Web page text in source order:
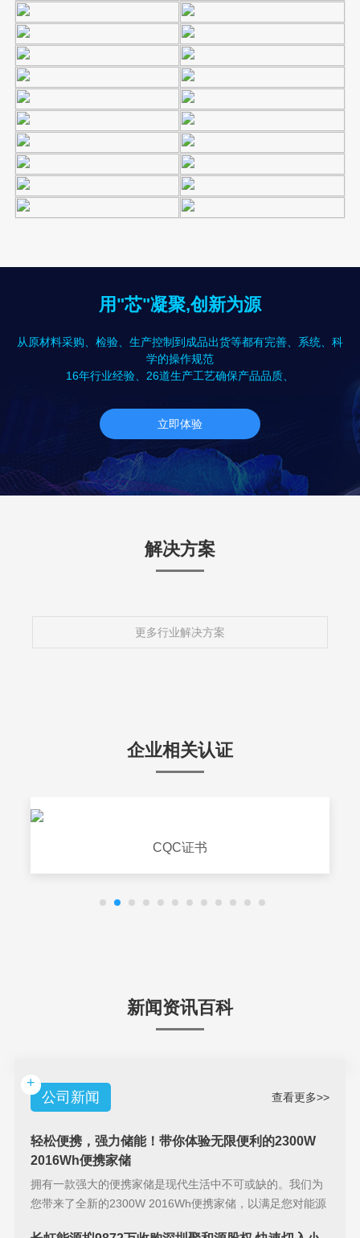
用"芯"凝聚,创新为源
从原材料采购、检验、生产控制到成品出货等都有完善、系统、科
学的操作规范
16年行业经验、26道生产工艺确保产品品质、
立即体验
解决方案
更多行业解决方案
企业相关认证
CQC证书
新闻资讯百科
+
公司新闻
查看更多>>
轻松便携，强力储能！带你体验无限便利的2300W
2016Wh便携家储
拥有一款强大的便携家储是现代生活中不可或缺的。我们为
您带来了全新的2300W 2016Wh便携家储，以满足您对能源